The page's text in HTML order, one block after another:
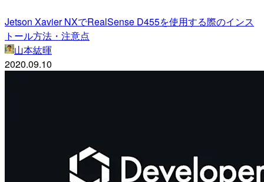
Jetson Xavier NXでRealSense D455を使用する際のインス
トール方法・注意点
山本紘暉
2020.09.10